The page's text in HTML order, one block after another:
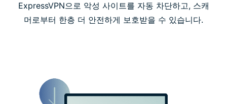
ExpressVPN으로 악성 사이트를 자동 차단하고, 스캐
머로부터 한층 더 안전하게 보호받을 수 있습니다.